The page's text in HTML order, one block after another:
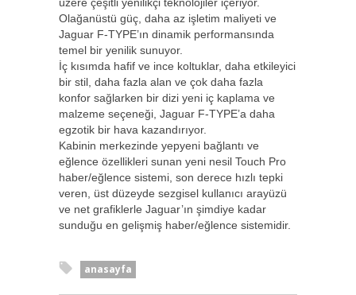
Olağanüstü güç, daha az işletim maliyeti ve
Jaguar F-TYPE’ın dinamik performansında
temel bir yenilik sunuyor.
İç kısımda hafif ve ince koltuklar, daha etkileyici
bir stil, daha fazla alan ve çok daha fazla
konfor sağlarken bir dizi yeni iç kaplama ve
malzeme seçeneği, Jaguar F-TYPE’a daha
egzotik bir hava kazandırıyor.
Kabinin merkezinde yepyeni bağlantı ve
eğlence özellikleri sunan yeni nesil Touch Pro
haber/eğlence sistemi, son derece hızlı tepki
veren, üst düzeyde sezgisel kullanıcı arayüzü
ve net grafiklerle Jaguar’ın şimdiye kadar
sunduğu en gelişmiş haber/eğlence sistemidir.
anasayfa